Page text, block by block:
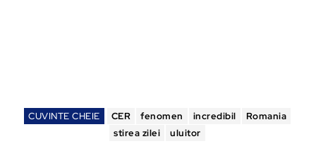
CUVINTE CHEIE CER fenomen incredibil
Romania
stirea zilei
uluitor